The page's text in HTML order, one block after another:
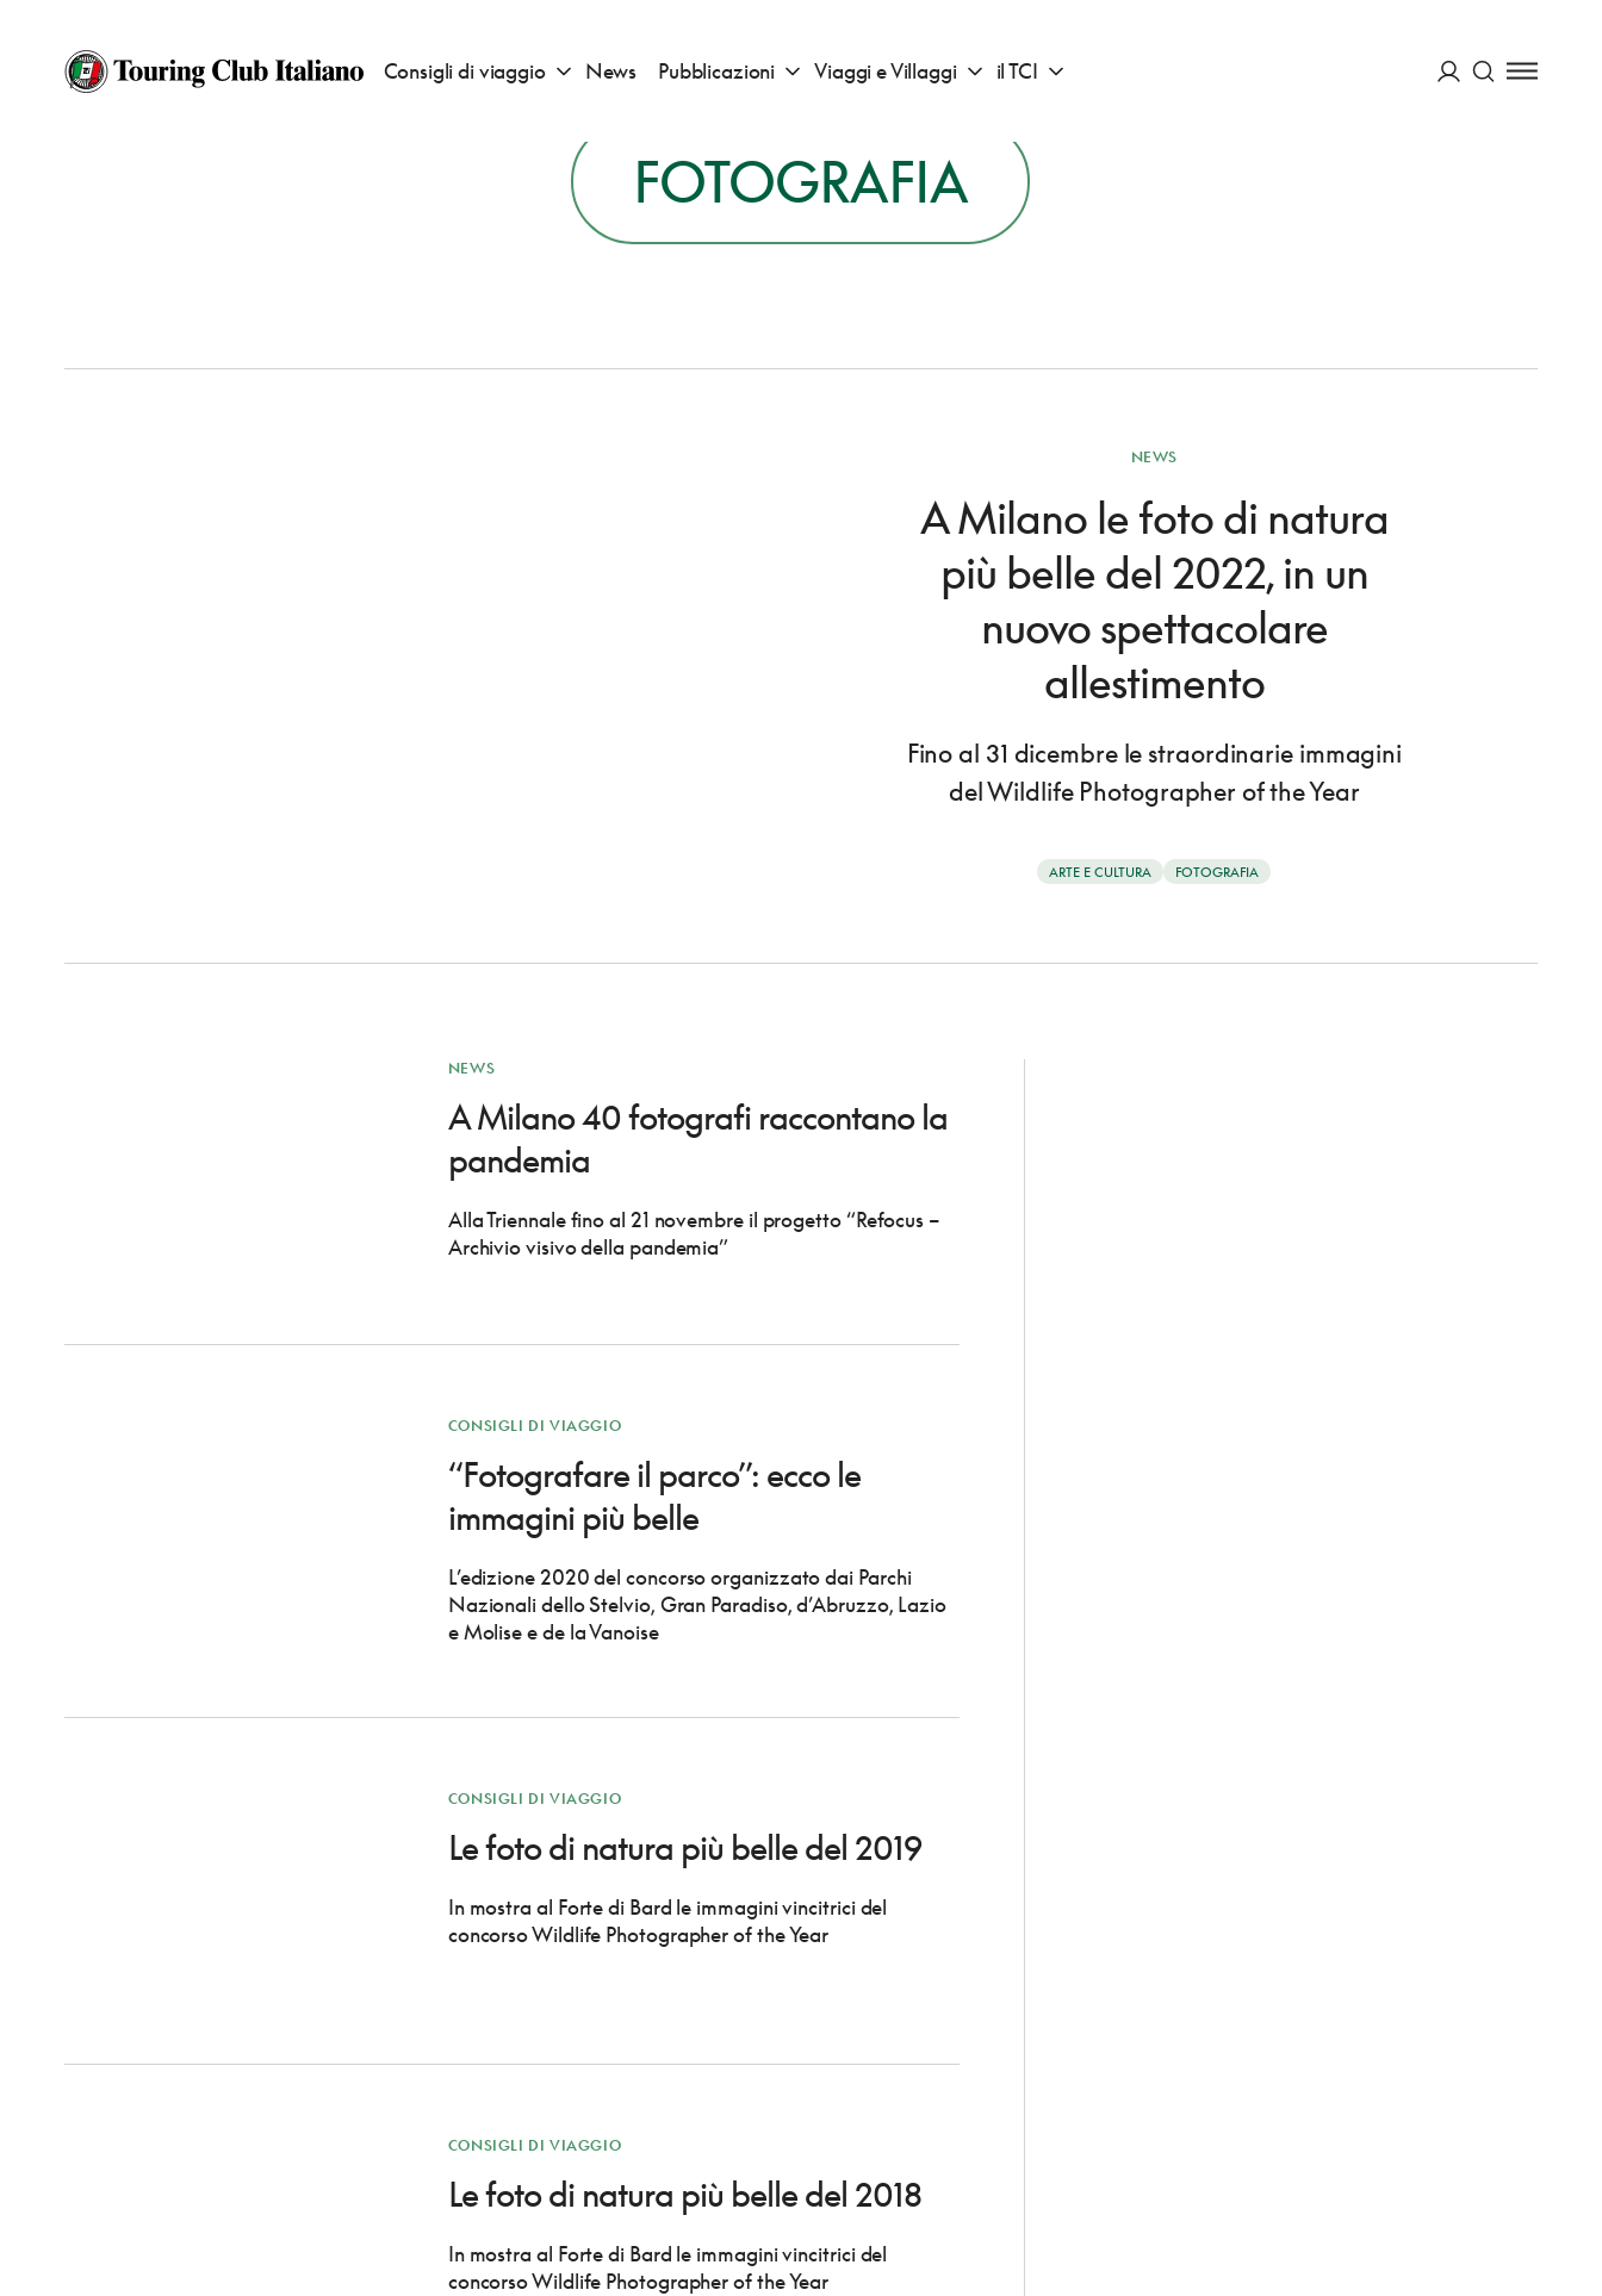
Consigli di viaggio Apri sotto menu "Consigli di viaggio"
News Pubblicazioni Apri sotto menu "Pubblicazioni"
Viaggi e Villaggi Apri sotto menu "Viaggi e Villaggi"
il TCI
FOTOGRAFIA
NEWS
A Milano le foto di natura
più belle del 2022, in un
nuovo spettacolare
allestimento
Fino al 31 dicembre le straordinarie immagini
del Wildlife Photographer of the Year
ARTE E CULTURA FOTOGRAFIA
NEWS
A Milano 40 fotografi raccontano la
pandemia
Alla Triennale fino al 21 novembre il progetto “Refocus –
Archivio visivo della pandemia”
CONSIGLI DI VIAGGIO
“Fotografare il parco”: ecco le
immagini più belle
L’edizione 2020 del concorso organizzato dai Parchi
Nazionali dello Stelvio, Gran Paradiso, d’Abruzzo, Lazio
e Molise e de la Vanoise
CONSIGLI DI VIAGGIO
Le foto di natura più belle del 2019
In mostra al Forte di Bard le immagini vincitrici del
concorso Wildlife Photographer of the Year
CONSIGLI DI VIAGGIO
Le foto di natura più belle del 2018
In mostra al Forte di Bard le immagini vincitrici del
concorso Wildlife Photographer of the Year